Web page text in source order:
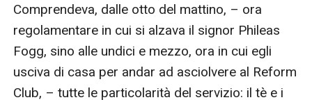
Comprendeva, dalle otto del mattino, – ora
regolamentare in cui si alzava il signor Phileas
Fogg, sino alle undici e mezzo, ora in cui egli
usciva di casa per andar ad asciolvere al Reform
Club, – tutte le particolarità del servizio: il tè e i